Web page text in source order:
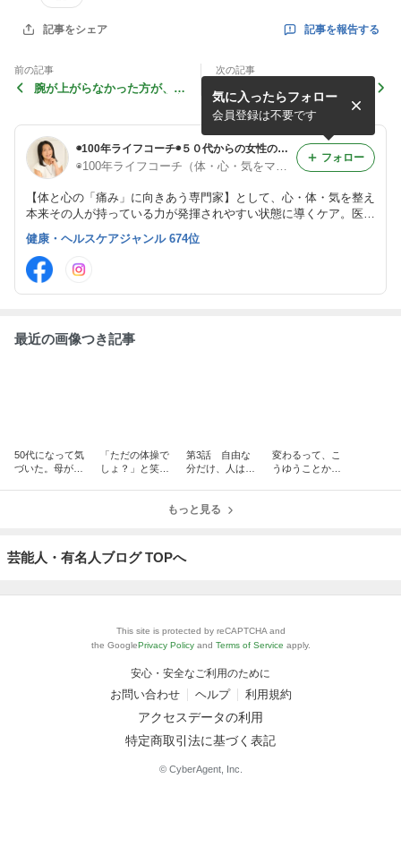
記事をシェア 記事を報告する
前の記事
腕が上がらなかった方が、１
スン
次の記事
「説明できないもの」は、本
当に存在しないのだろうか。
心と体が教えてくれること
◉100年ライフコーチ◉５０代からの女性の生き方「体・心・気」をマルッとケアして自分をアップデート！
【体と心の「痛み」に向きあう専門家】として、心・体・気を整え
本来その人が持っている力が発揮されやすい状態に導くケア。医療
行為としての治療や診断ではなく医療でカバーしきれない生活や意
識の部分で、人生の可能性を閉じない選択肢をお伝えしています。
気に入ったらフォロー
会員登録は不要です
フォロー
健康・ヘルスケアジャンル 674位
最近の画像つき記事
50代になって気
づいた。母が毎
「ただの体操で
しょ？」と笑わ
第3話 自由な
分だけ、人は輝
が主役のストー
変わるって、こ
うゆうことか
もっと見る
芸能人・有名人ブログ TOPへ
This site is protected by reCAPTCHA and
the GooglePrivacy Policy and Terms of Service apply.
安心・安全なご利用のために
お問い合わせ ヘルプ 利用規約
アクセスデータの利用
特定商取引法に基づく表記
© CyberAgent, Inc.